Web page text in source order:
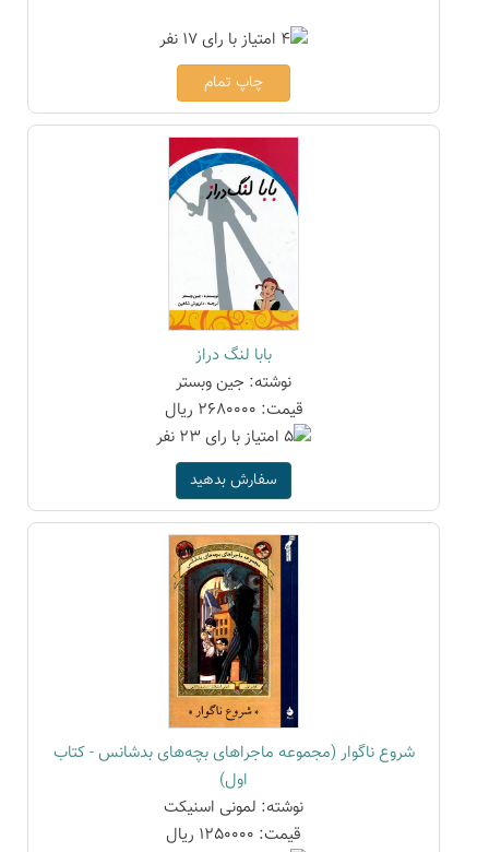
چاپ تمام
بابا لنگ دراز
نوشته: جین وبستر
قیمت: 2680000 ریال
سفارش بدهید
شروع ناگوار (مجموعه ماجراهای بچه‌های بدشانس - کتاب
اول)
نوشته: لمونی اسنیکت
قیمت: 1250000 ریال